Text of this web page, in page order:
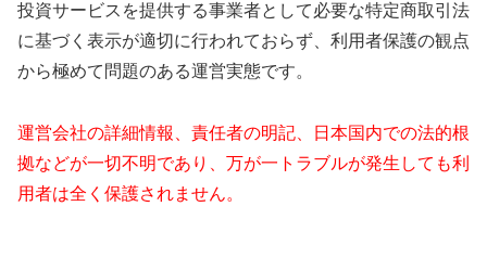
投資サービスを提供する事業者として必要な特定商取引法
に基づく表示が適切に行われておらず、利用者保護の観点
から極めて問題のある運営実態です。
運営会社の詳細情報、責任者の明記、日本国内での法的根
拠などが一切不明であり、万が一トラブルが発生しても利
用者は全く保護されません。